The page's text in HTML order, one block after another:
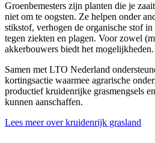
Groenbemesters zijn planten die je
niet om te oogsten. Ze helpen onder
stikstof, verhogen de organische stof
tegen ziekten en plagen. Voor zowel
akkerbouwers biedt het mogelijkheden.
Samen met LTO Nederland
kortingsactie waarmee agrarische
productief kruidenrijke grasmengsels
kunnen aanschaffen.
Lees meer over kruidenrijk grasland